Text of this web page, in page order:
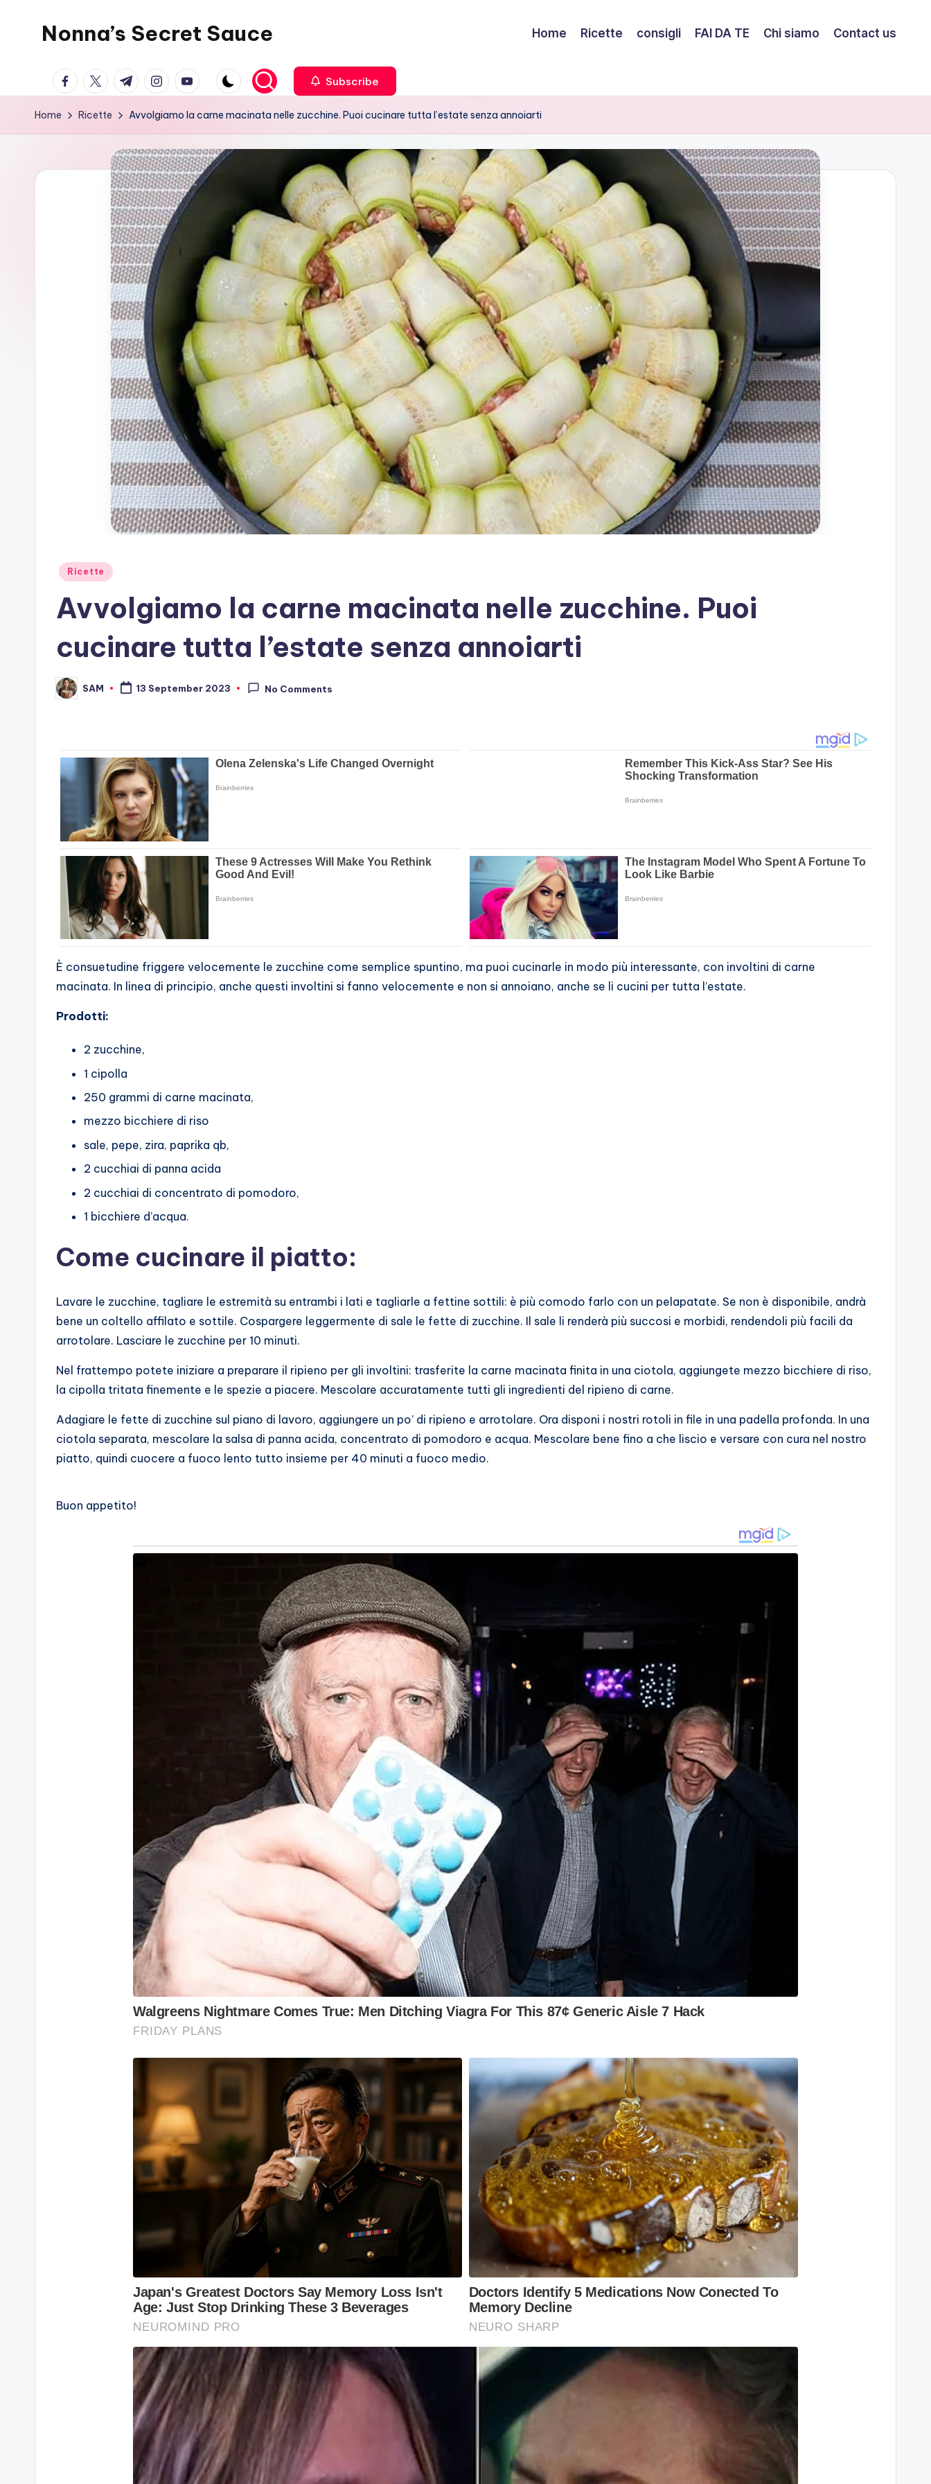
Nonna’s Secret Sauce Home Ricette consigli FAI DA TE Chi siamo Contact us
facebook.com
twitter.com
t.me instagram.com
youtube.com Subscribe
Home Ricette Avvolgiamo la carne macinata nelle zucchine. Puoi cucinare tutta l’estate senza annoiarti
Posted
Ricette
Avvolgiamo la carne macinata nelle zucchine. Puoi
cucinare tutta l’estate senza annoiarti
Posted
by
SAM 13 September 2023 No Comments
È consuetudine friggere velocemente le zucchine come semplice spuntino, ma puoi cucinarle in modo più interessante, con involtini di carne
macinata. In linea di principio, anche questi involtini si fanno velocemente e non si annoiano, anche se li cucini per tutta l’estate.
Prodotti:
2 zucchine,
1 cipolla
250 grammi di carne macinata,
mezzo bicchiere di riso
sale, pepe, zira, paprika qb,
2 cucchiai di panna acida
2 cucchiai di concentrato di pomodoro,
1 bicchiere d’acqua.
Come cucinare il piatto:
Lavare le zucchine, tagliare le estremità su entrambi i lati e tagliarle a fettine sottili: è più comodo farlo con un pelapatate. Se non è disponibile, andrà
bene un coltello affilato e sottile. Cospargere leggermente di sale le fette di zucchine. Il sale li renderà più succosi e morbidi, rendendoli più facili da
arrotolare. Lasciare le zucchine per 10 minuti.
Nel frattempo potete iniziare a preparare il ripieno per gli involtini: trasferite la carne macinata finita in una ciotola, aggiungete mezzo bicchiere di riso,
la cipolla tritata finemente e le spezie a piacere. Mescolare accuratamente tutti gli ingredienti del ripieno di carne.
Adagiare le fette di zucchine sul piano di lavoro, aggiungere un po’ di ripieno e arrotolare. Ora disponi i nostri rotoli in file in una padella profonda. In una
ciotola separata, mescolare la salsa di panna acida, concentrato di pomodoro e acqua. Mescolare bene fino a che liscio e versare con cura nel nostro
piatto, quindi cuocere a fuoco lento tutto insieme per 40 minuti a fuoco medio.
Buon appetito!